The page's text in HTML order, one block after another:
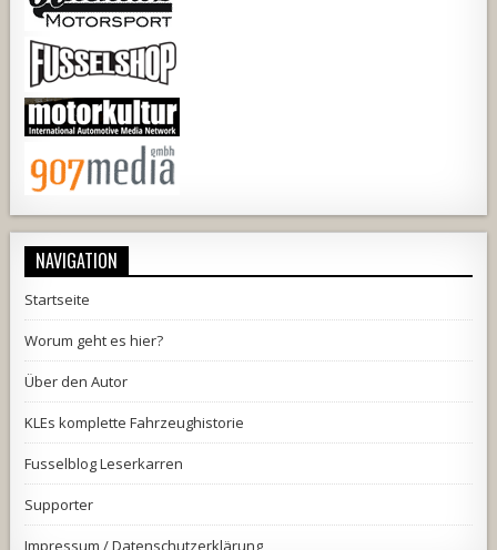
NAVIGATION
Startseite
Worum geht es hier?
Über den Autor
KLEs komplette Fahrzeughistorie
Fusselblog Leserkarren
Supporter
Impressum / Datenschutzerklärung